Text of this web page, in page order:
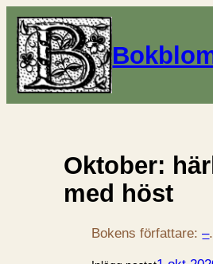
Oktober:
med höst
Bokens författare:–.